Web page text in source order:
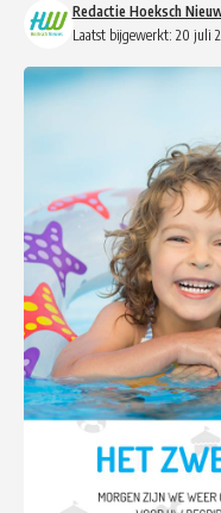
Laatst bijgewerkt: 20 juli
Redactie Hoeksch